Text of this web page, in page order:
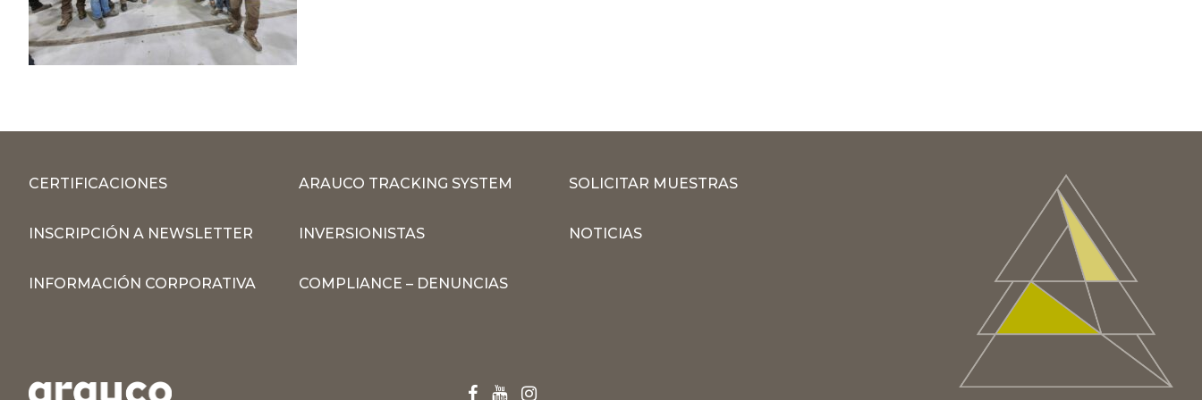
CERTIFICACIONES ARAUCO TRACKING SYSTEM SOLICITAR MUESTRAS
INSCRIPCIÓN A NEWSLETTER INVERSIONISTAS NOTICIAS
INFORMACIÓN CORPORATIVA COMPLIANCE – DENUNCIAS